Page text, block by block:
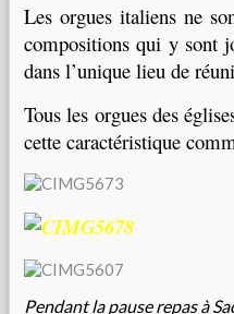
Les orgues italiens ne
compositions qui y sont
dans l’unique lieu de
Tous les orgues des
cette caractéristique
Pendant la pause repas à